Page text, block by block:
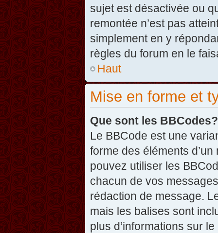
sujet est désactivée ou
remontée n’est pas
simplement en y
règles du forum en le
Haut
Mise en forme et
Que sont les BBCodes?
Le BBCode est une
forme des éléments
pouvez utiliser les
chacun de vos
rédaction de message.
mais les balises sont
plus d’informations sur